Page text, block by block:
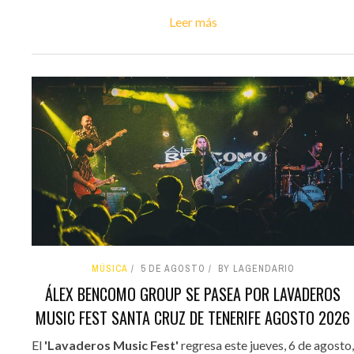
Leer más
MÚSICA 5 DE AGOSTO BY LAGENDARIO
ÁLEX BENCOMO GROUP SE PASEA POR LAVADEROS
MUSIC FEST SANTA CRUZ DE TENERIFE AGOSTO 2026
El 'Lavaderos Music Fest' regresa este jueves, 6 de agosto,